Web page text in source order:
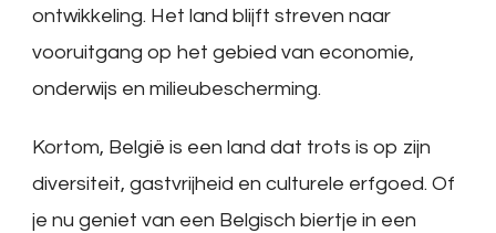
ontwikkeling. Het land blijft streven naar
vooruitgang op het gebied van economie,
onderwijs en milieubescherming.
Kortom, België is een land dat trots is op zijn
diversiteit, gastvrijheid en culturele erfgoed. Of
je nu geniet van een Belgisch biertje in een